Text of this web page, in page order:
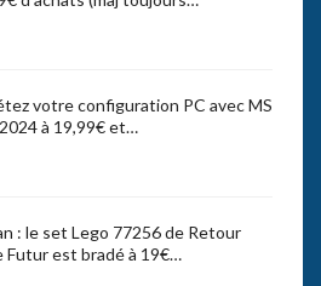
votre configuration PC avec MS
à 19,99€ et…
: le set Lego 77256 de Retour
Futur est bradé à 19€…